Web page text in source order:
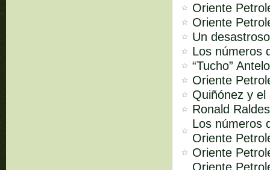
Oriente
Oriente
Un
Los números
“Tucho”
Oriente
Quiñónez y
Ronald
Los números
Oriente
Oriente
Oriente